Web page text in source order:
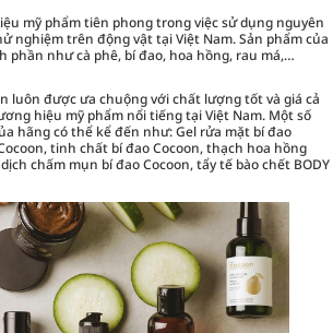
mỹ phẩm tiên phong trong việc sử dụng nguyên
nghiệm trên động vật tại Việt Nam. Sản phẩm của
phần như cà phê, bí đao, hoa hồng, rau má,…
luôn được ưa chuộng với chất lượng tốt và giá cả
hiệu mỹ phẩm nổi tiếng tại Việt Nam. Một số
hãng có thể kể đến như: Gel rửa mặt bí đao
tinh chất bí đao Cocoon, thạch hoa hồng
chấm mụn bí đao Cocoon, tẩy tế bào chết BODY